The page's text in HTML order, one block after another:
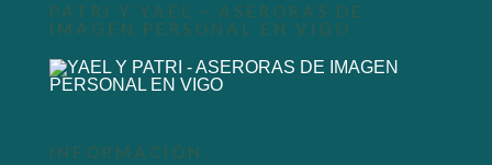
PATRI Y YAEL – ASERORAS DE
IMAGEN PERSONAL EN VIGO
INFORMACIÓN